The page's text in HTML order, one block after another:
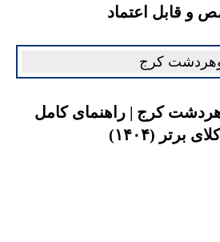
و قابل اعتماد
کرج | راهنمای کامل
برتر (۱۴۰۴)